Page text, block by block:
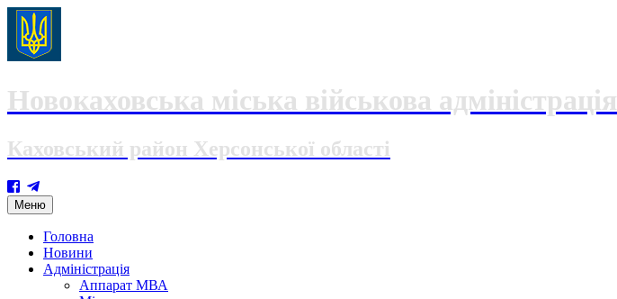
Новокаховська міська військова адміністрація
Каховський район Херсонської області
Меню Skip
to
content
Головна
Новини
Адміністрація
Аппарат МВА